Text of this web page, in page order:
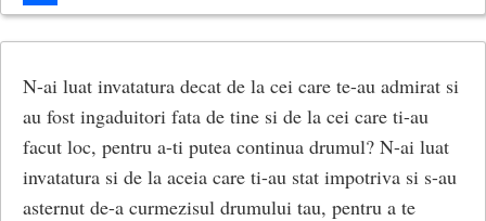
Share
N-ai luat invatatura decat de la cei care te-au admirat si
au fost ingaduitori fata de tine si de la cei care ti-au
facut loc, pentru a-ti putea continua drumul? N-ai luat
invatatura si de la aceia care ti-au stat impotriva si s-au
asternut de-a curmezisul drumului tau, pentru a te